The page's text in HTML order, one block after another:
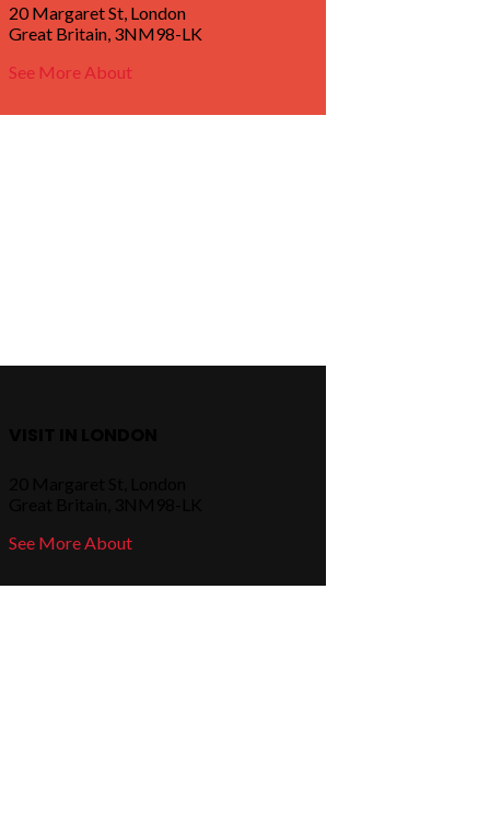
20 Margaret St, London
Great Britain, 3NM98-LK
See More About
See More About